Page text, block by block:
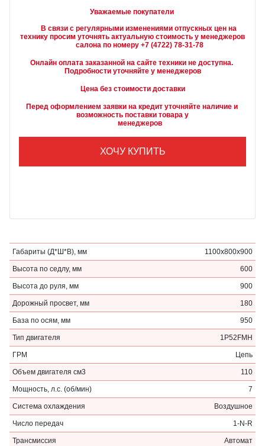
Уважаемые покупатели
технику просим уточнять актуальную стоимость у менеджеров
Онлайн оплата заказанной на сайте техники не доступна.
Подробности уточняйте у менеджеров
Цена без стоимости доставки
Перед оформлением заявки на кредит уточняйте наличие и
возможность поставки товара у
        менеджеров
ХОЧУ КУПИТЬ
Габариты (Д*Ш*В), мм 1100х800х900
Высота по седлу, мм 600
Высота до руля, мм 900
Дорожный просвет, мм 180
База по осям, мм 950
Тип двигателя 1P52FMH
ГРМ Цепь
Объем двигателя см3 110
Мощность, л.с. (об/мин) 7
Система охлаждения Воздушное
Число передач 1-N-R
Трансмиссия Автомат